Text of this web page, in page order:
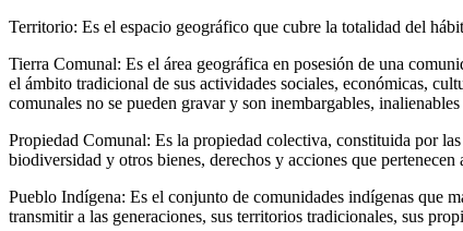
Territorio: Es el espacio geográfico que cubre la totalidad del
Tierra Comunal: Es el área geográfica en posesión de una
el ámbito tradicional de sus actividades sociales, económicas,
comunales no se pueden gravar y son inembargables,
Propiedad Comunal: Es la propiedad colectiva, constituida por
biodiversidad y otros bienes, derechos y acciones que
Pueblo Indígena: Es el conjunto de comunidades indígenas que
transmitir a las generaciones, sus territorios tradicionales, sus